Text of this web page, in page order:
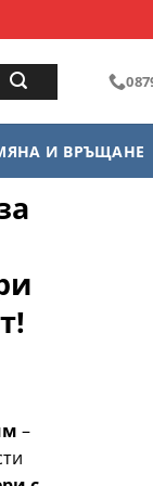
И ВРЪЩАНЕ
–